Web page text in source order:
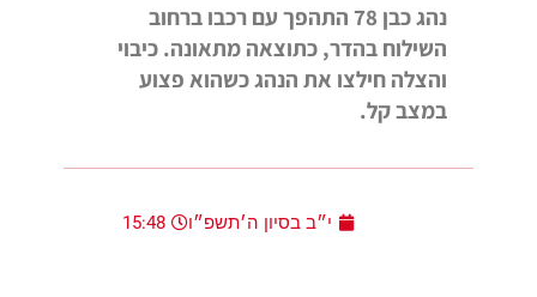
נהג כבן 78 התהפך עם רכבו ברחוב
השילוח בהדר, כתוצאה מתאונה. כיבוי
והצלה חילצו את הנהג כשהוא פצוע
במצב קל.
י״ב בסיון ה׳תשפ״ו 15:48